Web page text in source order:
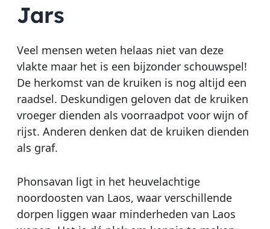
Jars
Veel mensen weten helaas niet van deze
vlakte maar het is een bijzonder schouwspel!
De herkomst van de kruiken is nog altijd een
raadsel. Deskundigen geloven dat de kruiken
vroeger dienden als voorraadpot voor wijn of
rijst. Anderen denken dat de kruiken dienden
als graf.
Phonsavan ligt in het heuvelachtige
noordoosten van Laos, waar verschillende
dorpen liggen waar minderheden van Laos